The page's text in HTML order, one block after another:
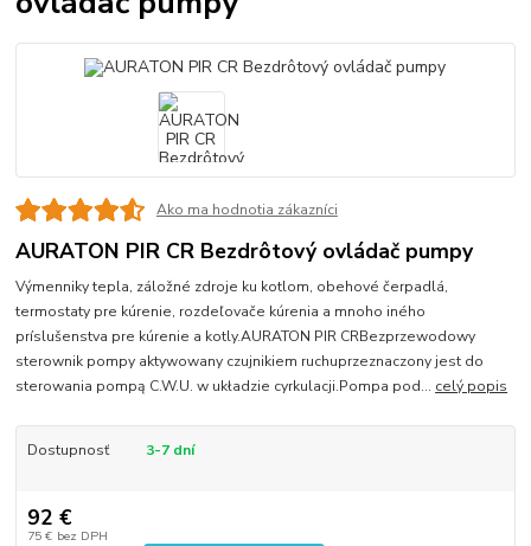
Ako ma hodnotia zákazníci
AURATON PIR CR Bezdrôtový ovládač pumpy
Výmenniky tepla, záložné zdroje ku kotlom, obehové čerpadlá,
termostaty pre kúrenie, rozdeľovače kúrenia a mnoho iného
príslušenstva pre kúrenie a kotly.AURATON PIR CRBezprzewodowy
sterownik pompy aktywowany czujnikiem ruchuprzeznaczony jest do
sterowania pompą C.W.U. w układzie cyrkulacji.Pompa pod... celý popis
Dostupnosť 3-7 dní
92 €
75 € bez DPH